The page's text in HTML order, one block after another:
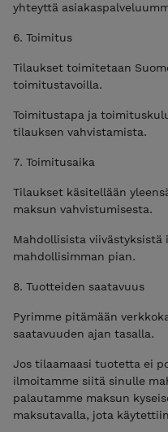
yhteyttä
6. Toimitus
Tilaukset toimitetaan
toimitustavoilla.
Toimitustapa ja
tilauksen vahvistamista.
7. Toimitusaika
Tilaukset käsitellään
maksun vahvistumisesta.
Mahdollisista viivästyksistä
mahdollisimman pian.
8. Tuotteiden saatavuus
Pyrimme pitämään
saatavuuden ajan tasalla.
Jos tilaamaasi tuotetta ei
ilmoitamme siitä sinulle
palautamme maksun
maksutavalla, jota